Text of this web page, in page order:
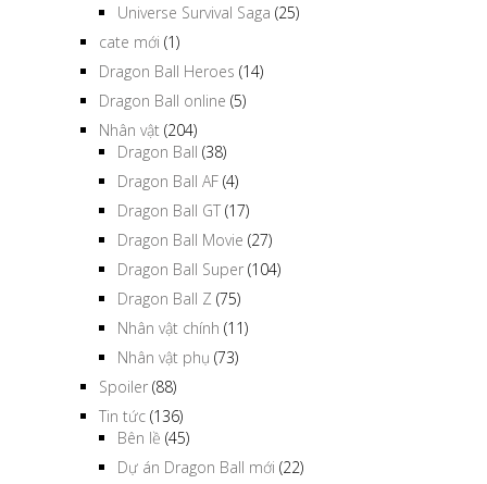
Universe Survival Saga (25)
cate mới (1)
Dragon Ball Heroes (14)
Dragon Ball online (5)
Nhân vật (204)
Dragon Ball (38)
Dragon Ball AF (4)
Dragon Ball GT (17)
Dragon Ball Movie (27)
Dragon Ball Super (104)
Dragon Ball Z (75)
Nhân vật chính (11)
Nhân vật phụ (73)
Spoiler (88)
Tin tức (136)
Bên lề (45)
Dự án Dragon Ball mới (22)